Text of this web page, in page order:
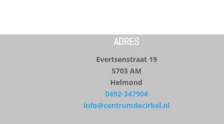
ADRES
Evertsenstraat 19
5703 AM
Helmond
0492-347904
info@centrumdecirkel.nl